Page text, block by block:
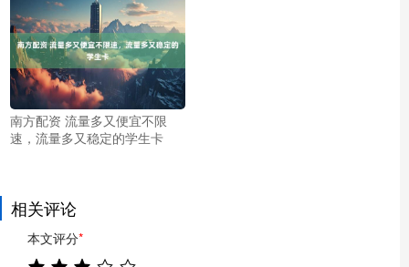
南方配资 流量多又便宜不限
速，流量多又稳定的学生卡
相关评论
本文评分*